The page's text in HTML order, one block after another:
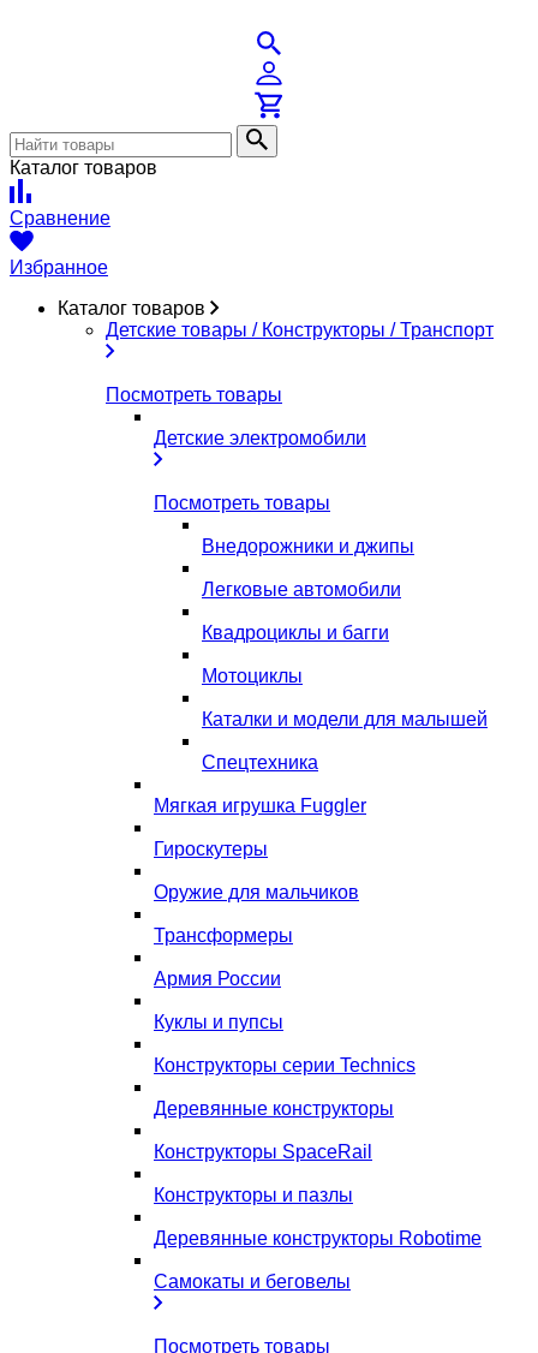
Каталог товаров
Сравнение
Избранное
Каталог товаров
Детские товары / Конструкторы / Транспорт
Посмотреть товары
Детские электромобили
Посмотреть товары
Внедорожники и джипы
Легковые автомобили
Квадроциклы и багги
Мотоциклы
Каталки и модели для малышей
Спецтехника
Мягкая игрушка Fuggler
Гироскутеры
Оружие для мальчиков
Трансформеры
Армия России
Куклы и пупсы
Конструкторы серии Technics
Деревянные конструкторы
Конструкторы SpaceRail
Конструкторы и пазлы
Деревянные конструкторы Robotime
Самокаты и беговелы
Посмотреть товары